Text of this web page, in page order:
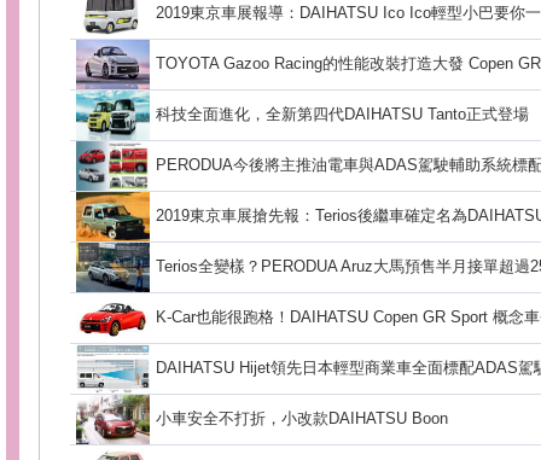
2019東京車展報導：DAIHATSU Ico Ico輕型小巴要你
TOYOTA Gazoo Racing的性能改裝打造大發 Copen
科技全面進化，全新第四代DAIHATSU Tanto正式登場
PERODUA今後將主推油電車與ADAS駕駛輔助系統標
2019東京車展搶先報：Terios後繼車確定名為
Terios全變樣？PERODUA Aruz大馬預售半月接單超過
K-Car也能很跑格！DAIHATSU Copen GR Sport 概念
DAIHATSU Hijet領先日本輕型商業車全面標配ADAS駕
小車安全不打折，小改款DAIHATSU Boon